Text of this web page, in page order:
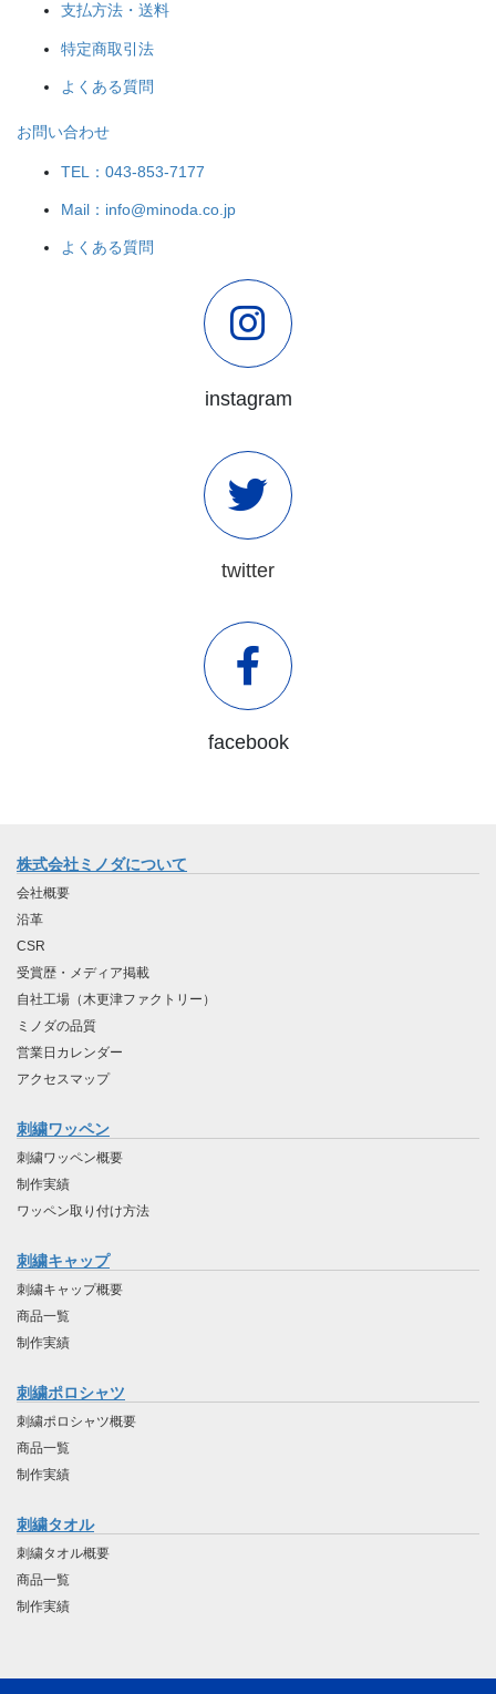
支払方法・送料
特定商取引法
よくある質問
お問い合わせ
TEL：043-853-7177
Mail：info@minoda.co.jp
よくある質問
instagram
twitter
facebook
株式会社ミノダについて
会社概要
沿革
CSR
受賞歴・メディア掲載
自社工場（木更津ファクトリー）
ミノダの品質
営業日カレンダー
アクセスマップ
刺繍ワッペン
刺繍ワッペン概要
制作実績
ワッペン取り付け方法
刺繍キャップ
刺繍キャップ概要
商品一覧
制作実績
刺繍ポロシャツ
刺繍ポロシャツ概要
商品一覧
制作実績
刺繍タオル
刺繍タオル概要
商品一覧
制作実績